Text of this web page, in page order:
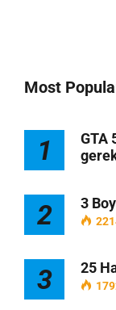
Most
1
GTA
2 3
3 25